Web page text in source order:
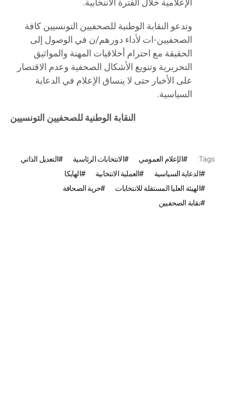
الإعلامية خلال الفترة الانتخابية.
وتدعو النقابة الوطنية للصحفيين التونسيين كافة
الصحفيين-ات لأداء دورهم/ن في الوصول إلى
الحقيقة مع احترام أخلاقيات المهنة والمواثيق
التحريرية وتنويع الأشكال الصحفية وعدم الاقتصار
على الأخبار حتى لا ينساق الإعلام في الدعاية
السياسية.
النقابة الوطنية للصحفيين التونسيين
Tags: الإعلام العمومي الانتخابات الرئاسية
التعديل الذاتي
الدعاية السياسية
العملية الانتخابية
الهايكا
الهيئة العليا المستقلة للانتخابات
حرية الصحافة
نقابة الصحفيين